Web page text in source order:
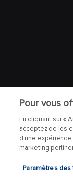
Pour vous
En cliquant sur «
acceptez de les
d’une
marketing
Paramètres